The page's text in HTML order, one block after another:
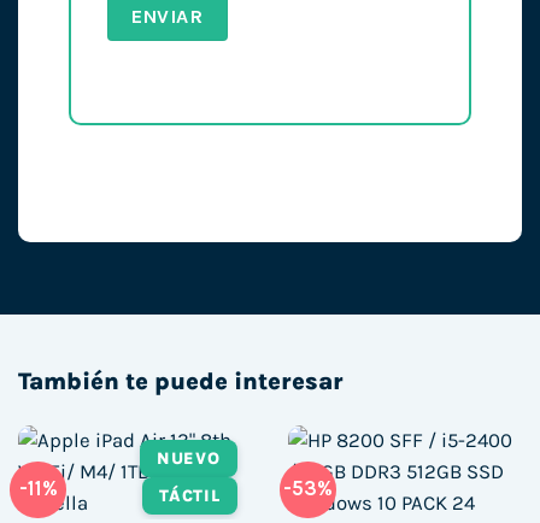
También te puede interesar
-11%
NUEVO
TÁCTIL
-53%